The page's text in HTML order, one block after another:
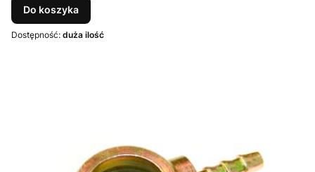
Do koszyka
Dostępność: duża ilość